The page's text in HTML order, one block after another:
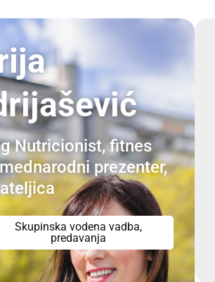
Nutricionist, fitnes
prezenter,
Skupinska vodena vadba,
predavanja